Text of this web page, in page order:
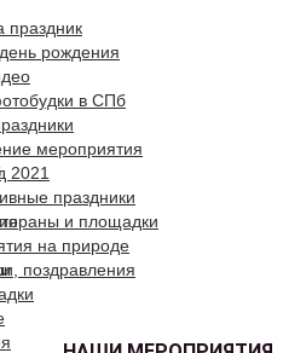
праздник
рождения
в СПб
мероприятия
2021
праздники
и площадки
на природе
поздравления